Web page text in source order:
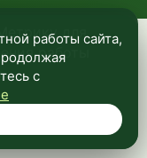
для
работы
работы сайта,
с